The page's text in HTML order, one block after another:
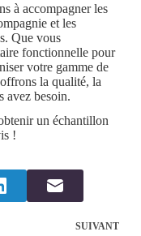
à accompagner les
et les
Que vous
fonctionnelle pour
votre gamme de
la qualité, la
avez besoin.
un échantillon
!
SUIVANT